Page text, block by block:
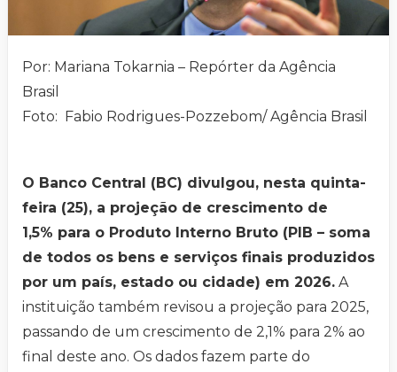
Por: Mariana Tokarnia – Repórter da Agência
Brasil
Foto: Fabio Rodrigues-Pozzebom/ Agência Brasil
O Banco Central (BC) divulgou, nesta quinta-
feira (25), a projeção de crescimento de
1,5% para o Produto Interno Bruto (PIB – soma
de todos os bens e serviços finais produzidos
por um país, estado ou cidade) em 2026. A
instituição também revisou a projeção para 2025,
passando de um crescimento de 2,1% para 2% ao
final deste ano. Os dados fazem parte do